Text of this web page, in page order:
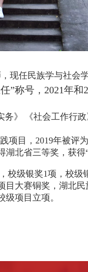
现任民族学与社会
”称号，2021年
务》
《社会工作行
目，2019年被评
北省三等奖，获
校级银奖1项，校级
大赛铜奖，湖北民
项目立项。